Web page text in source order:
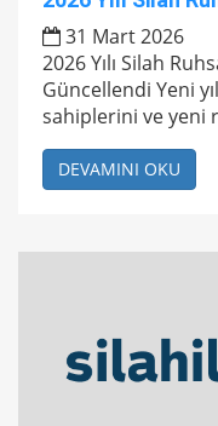
31 Mart 2026
2026 Yılı Silah
Güncellendi Yeni
sahiplerini ve yeni
DEVAMINI OKU